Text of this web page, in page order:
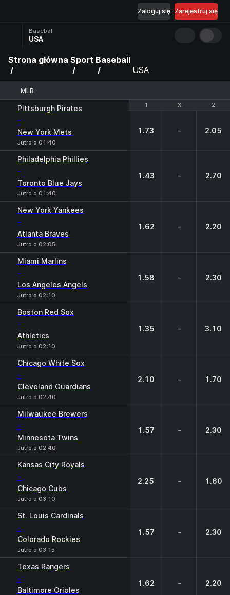
Zarejestruj się
Zaloguj się
Baseball
USA
Strona główna Sport Baseball
USA
MLB
1 X 2
Pittsburgh Pirates
-
New York Mets
Jutro o 01:40
1 X 2
1.73 - 2.05
Philadelphia Phillies
-
Toronto Blue Jays
Jutro o 01:40
1.43 - 2.70
New York Yankees
-
Atlanta Braves
Jutro o 02:05
1.62 - 2.20
Miami Marlins
-
Los Angeles Angels
Jutro o 02:10
1.58 - 2.30
Boston Red Sox
-
Athletics
Jutro o 02:10
1.35 - 3.10
Chicago White Sox
-
Cleveland Guardians
Jutro o 02:40
2.10 - 1.70
Milwaukee Brewers
-
Minnesota Twins
Jutro o 02:40
1.57 - 2.30
Kansas City Royals
-
Chicago Cubs
Jutro o 03:10
2.25 - 1.60
St. Louis Cardinals
-
Colorado Rockies
Jutro o 03:15
1.57 - 2.30
Texas Rangers
-
Baltimore Orioles
1.62 - 2.20